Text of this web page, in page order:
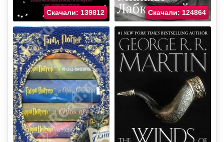
Скачали: 139812 Скачали: 124864